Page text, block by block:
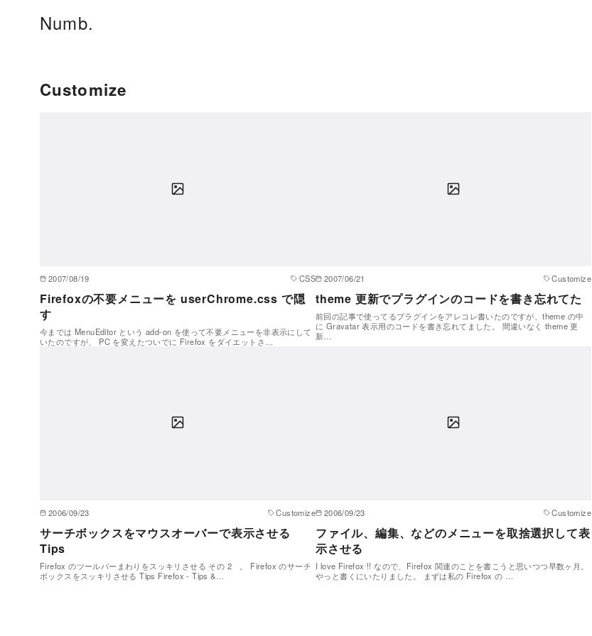
Numb.
Customize
2007/08/19 CSS
Firefoxの不要メニューを userChrome.css で隠
す
今までは MenuEditor という add-on を使って不要メニューを非表示にして
いたのですが、 PC を変えたついでに Firefox をダイエットさ…
2007/06/21 Customize
theme 更新でプラグインのコードを書き忘れてた
前回の記事で使ってるプラグインをアレコレ書いたのですが、theme の中
に Gravatar 表示用のコードを書き忘れてました。 間違いなく theme 更
新…
2006/09/23 Customize
サーチボックスをマウスオーバーで表示させる
Tips
Firefox のツールバーまわりをスッキリさせる その 2 。 Firefox のサーチ
ボックスをスッキリさせる Tips Firefox - Tips &…
2006/09/23 Customize
ファイル、編集、などのメニューを取捨選択して表
示させる
I love Firefox !! なので、Firefox 関連のことを書こうと思いつつ早数ヶ月。
やっと書くにいたりました。 まずは私の Firefox の …